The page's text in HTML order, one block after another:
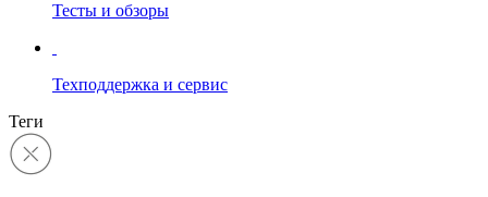
Тесты и обзоры
Техподдержка и сервис
Теги